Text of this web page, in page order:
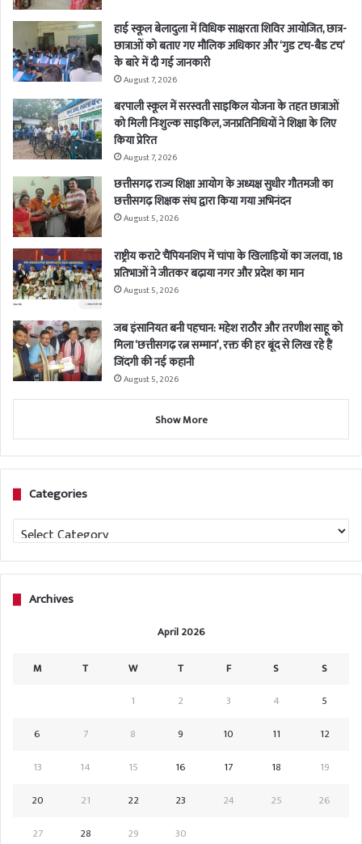
हाई स्कूल बेलादुला में विधिक साक्षरता शिविर आयोजित, छात्र-
छात्राओं को बताए गए मौलिक अधिकार और ‘गुड टच-बैड टच’
के बारे में दी गई जानकारी
August 7, 2026
बरपाली स्कूल में सरस्वती साइकिल योजना के तहत छात्राओं
को मिली निःशुल्क साइकिल, जनप्रतिनिधियों ने शिक्षा के लिए
किया प्रेरित
August 7, 2026
छत्तीसगढ़ राज्य शिक्षा आयोग के अध्यक्ष सुधीर गौतमजी का
छत्तीसगढ़ शिक्षक संघ द्वारा किया गया अभिनंदन
August 5, 2026
राष्ट्रीय कराटे चैंपियनशिप में चांपा के खिलाड़ियों का जलवा, 18
प्रतिभाओं ने जीतकर बढ़ाया नगर और प्रदेश का मान
August 5, 2026
जब इंसानियत बनी पहचान: महेश राठौर और तरणीश साहू को
मिला ‘छत्तीसगढ़ रत्न सम्मान’, रक्त की हर बूंद से लिख रहे हैं
जिंदगी की नई कहानी
August 5, 2026
Show More
Categories
Categories
Archives
April 2026
M T W T F S
S
1
2 3 4
5
6
7 8 9 10 11
12
13
14 15 16 17 18
19
20
21 22 23 24 25
26
27
28 29 30